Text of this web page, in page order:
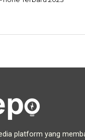
platform yang